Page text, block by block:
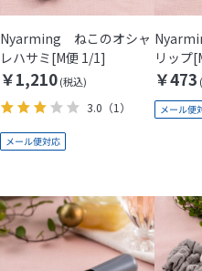
Nyarming ねこのオシャ
レハサミ[M便 1/1]
￥1,210
3.0 （1）
リップ
￥473